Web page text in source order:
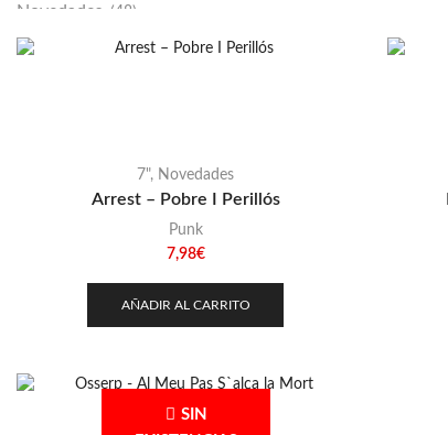
Novedades (48)
Vinilako
7", Novedades
Arrest – Pobre I Perillós
Punk
7,98€
AÑADIR AL CARRITO
SIN